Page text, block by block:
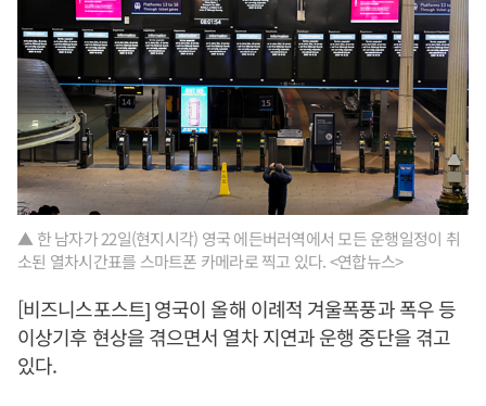
▲ 한 남자가 22일(현지시각) 영국 에든버러역에서 모든 운행일정이 취
소된 열차시간표를 스마트폰 카메라로 찍고 있다. <연합뉴스>
[비즈니스포스트] 영국이 올해 이례적 겨울폭풍과 폭우 등
이상기후 현상을 겪으면서 열차 지연과 운행 중단을 겪고
있다.